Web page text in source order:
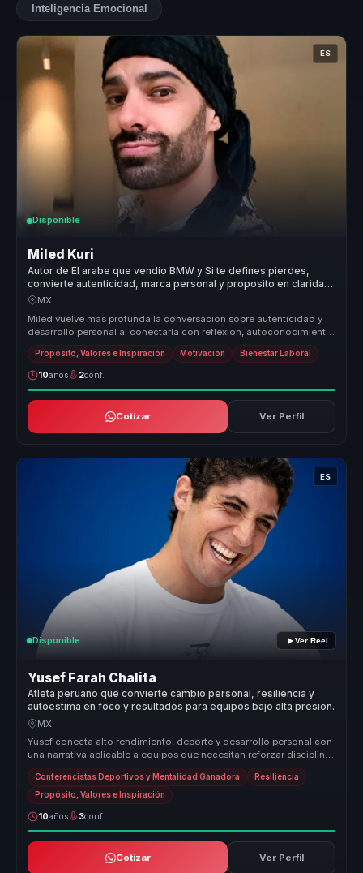
Inteligencia Emocional
ES
Disponible
Miled Kuri
Autor de El arabe que vendio BMW y Si te defines pierdes,
convierte autenticidad, marca personal y proposito en claridad
para equipos.
MX
Miled vuelve mas profunda la conversacion sobre autenticidad y
desarrollo personal al conectarla con reflexion, autoconocimiento
y vincul...
Propósito, Valores e Inspiración Motivación Bienestar Laboral
10años 2conf.
Cotizar Ver Perfil
ES
Disponible Ver Reel
Yusef Farah Chalita
Atleta peruano que convierte cambio personal, resiliencia y
autoestima en foco y resultados para equipos bajo alta presion.
MX
Yusef conecta alto rendimiento, deporte y desarrollo personal con
una narrativa aplicable a equipos que necesitan reforzar disciplina,
re...
Conferencistas Deportivos y Mentalidad Ganadora Resiliencia
Propósito, Valores e Inspiración
10años 3conf.
Cotizar Ver Perfil